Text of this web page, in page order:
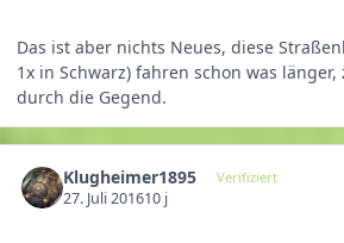
Das ist aber nichts Neues, diese
1x in Schwarz) fahren schon was
durch die Gegend.
Klugheimer1895 Verifiziert
27. Juli 201610 j